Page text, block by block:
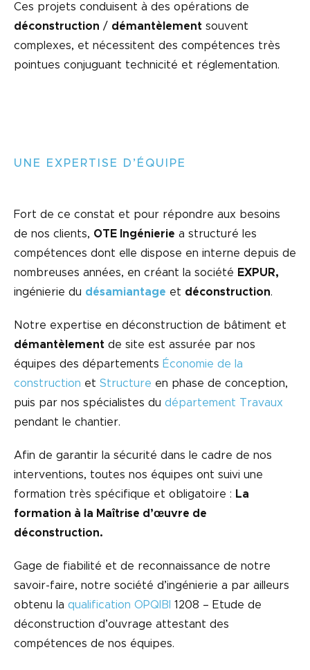
Ces projets conduisent à des opérations de
déconstruction / démantèlement souvent
complexes, et nécessitent des compétences très
pointues conjuguant technicité et réglementation.
UNE EXPERTISE D’ÉQUIPE
Fort de ce constat et pour répondre aux besoins
de nos clients, OTE Ingénierie a structuré les
compétences dont elle dispose en interne depuis de
nombreuses années, en créant la société EXPUR,
ingénierie du désamiantage et déconstruction.
Notre expertise en déconstruction de bâtiment et
démantèlement de site est assurée par nos
équipes des départements Économie de la
construction et Structure en phase de conception,
puis par nos spécialistes du département Travaux
pendant le chantier.
Afin de garantir la sécurité dans le cadre de nos
interventions, toutes nos équipes ont suivi une
formation très spécifique et obligatoire : La
formation à la Maîtrise d’œuvre de
déconstruction.
Gage de fiabilité et de reconnaissance de notre
savoir-faire, notre société d’ingénierie a par ailleurs
obtenu la qualification OPQIBI 1208 – Etude de
déconstruction d’ouvrage attestant des
compétences de nos équipes.